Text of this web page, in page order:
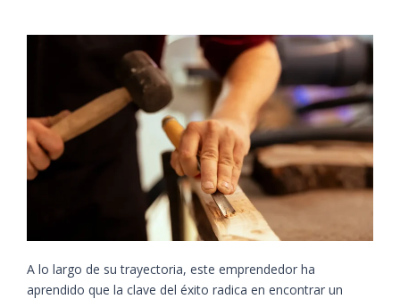
A lo largo de su trayectoria, este emprendedor ha
aprendido que la clave del éxito radica en encontrar un